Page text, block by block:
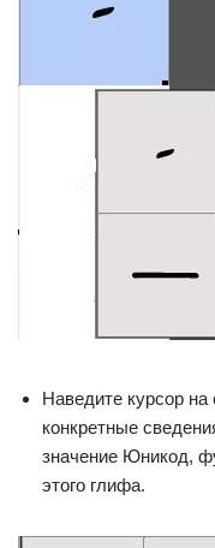
Наведите курсор
конкретные
значение Юникод,
этого глифа.